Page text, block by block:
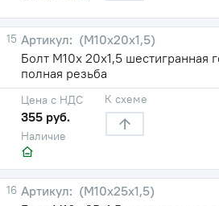
15
(М10х20х1,5)
Болт М10х 20х1,5 шестигранная
полная резьба
Наличие
Цена с НДС
355 руб.
К схеме
16
(М10х25х1,5)